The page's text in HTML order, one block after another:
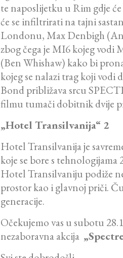
te naposlijetku u Rim gdje
će se infiltrirati na tajni
Londonu, Max Denbigh
zbog čega je MI6 kojeg
(Ben Whishaw) kako bi
kojeg se nalazi trag koji vodi
Bond približava srcu
filmu tumači dobitnik dvije
„Hotel Transilvanija“ 2
Hotel Transilvanija je
koje se bore s
Hotel Transilvaniju podiže
prostor kao i glavnoj priči.
generacije.
Očekujemo vas u subotu
nezaboravna akcija